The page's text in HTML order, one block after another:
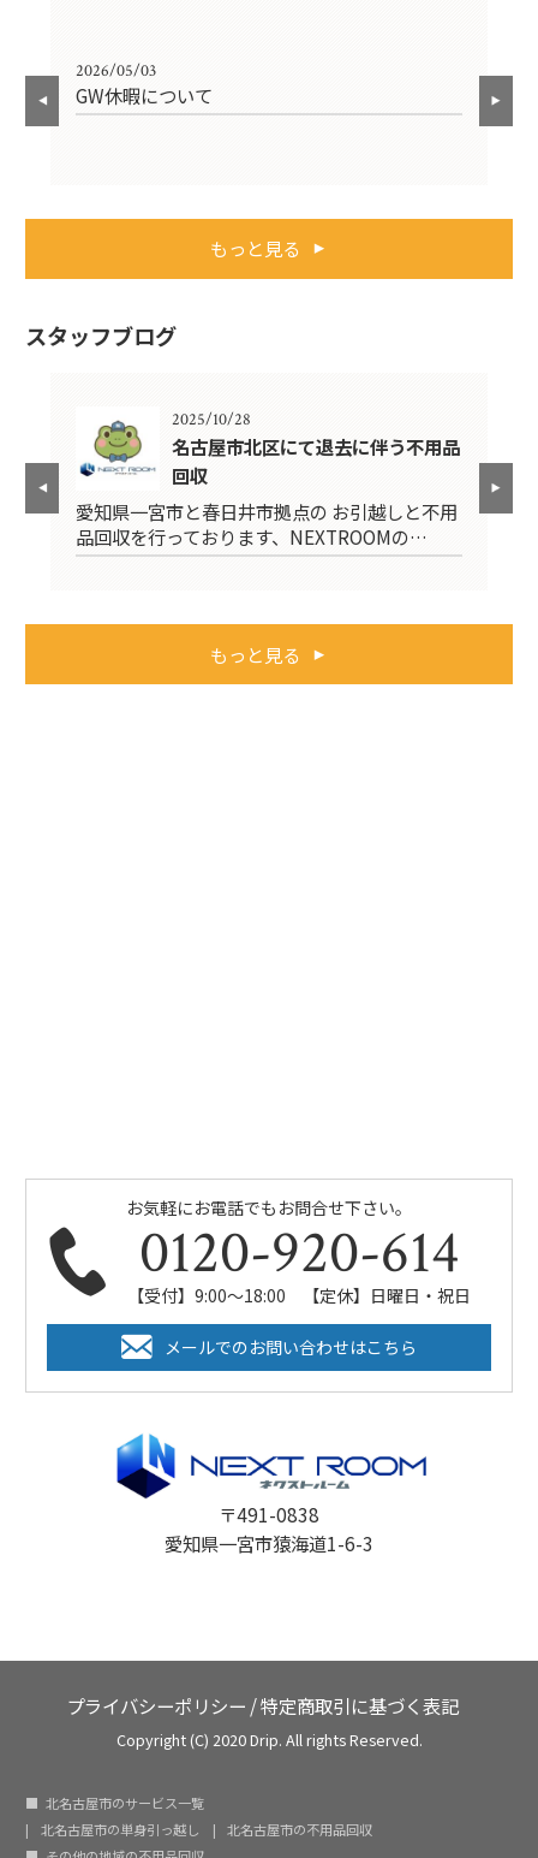
2026/05/03
GW休暇について
もっと見る
スタッフブログ
2025/10/28
名古屋市北区にて退去に伴う不用品
回収
愛知県一宮市と春日井市拠点の お引越しと不用
品回収を行っております、NEXTROOMの…
もっと見る
お気軽にお電話でもお問合せ下さい。
0120-920-614
【受付】9:00～18:00 【定休】日曜日・祝日
メールでのお問い合わせはこちら
〒491-0838
愛知県一宮市猿海道1-6-3
プライバシーポリシー /特定商取引に基づく表記
Copyright (C) 2020 Drip. All rights Reserved.
北名古屋市のサービス一覧
北名古屋市の単身引っ越し
北名古屋市の不用品回収